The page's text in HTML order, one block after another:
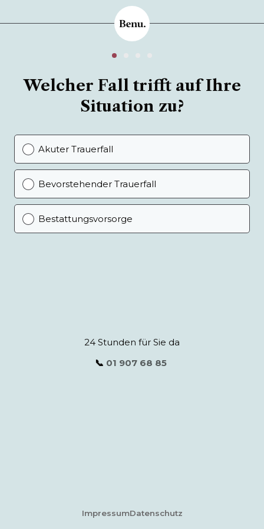
Welcher Fall trifft auf Ihre
Situation zu?
Akuter Trauerfall
Bevorstehender Trauerfall
Bestattungsvorsorge
24 Stunden für Sie da
📞 01 907 68 85
ImpressumDatenschutz